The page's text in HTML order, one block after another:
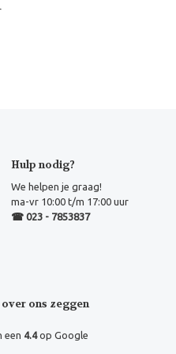
Hulp nodig?
We helpen je graag!
ma-vr 10:00 t/m 17:00 uur
☎ 023 - 7853837
ons zeggen
een 4.4op Google